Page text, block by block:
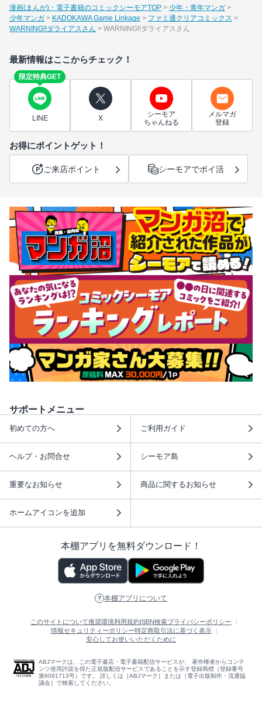
漫画(まんが)・電子書籍のコミックシーモアTOP
少年・青年マンガ
少年マンガ
KADOKAWA Game Linkage
ファミ通クリアコミックス
WARNING!!ダライアスさん
WARNING!!ダライアスさん
最新情報はここからチェック！
限定特典GET
LINE X
シーモア
ちゃんねる
メルマガ
登録
お得にポイントゲット！
ご来店ポイント シーモアでポイ活
サポートメニュー
初めての方へ ご利用ガイド
ヘルプ・お問合せ シーモア島
重要なお知らせ 商品に関するお知らせ
ホームアイコンを追加
本棚アプリを無料ダウンロード！
本棚アプリについて
このサイトについて推奨環境利用規約ISBN検索プライバシーポリシー
情報セキュリティーポリシー特定商取引法に基づく表示
安心してお使いいただくために
ABJマークは、この電子書店・電子書籍配信サービスが、 著作権者からコンテ
ンツ使用許諾を得た正規版配信サービスであることを示す登録商標（登録番号
第6091713号）です。 詳しくは［ABJマーク］または［電子出版制作・流通協
議会］で検索してください。